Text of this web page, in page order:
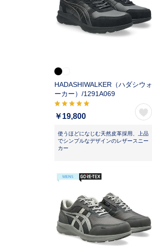
HADASHIWALKER（ハダシウォ
ーカー）/1291A069
￥19,800
使うほどになじむ天然皮革採用、上品
でシンプルなデザインのレザースニー
カー